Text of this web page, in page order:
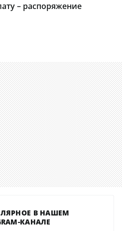
– распоряжение